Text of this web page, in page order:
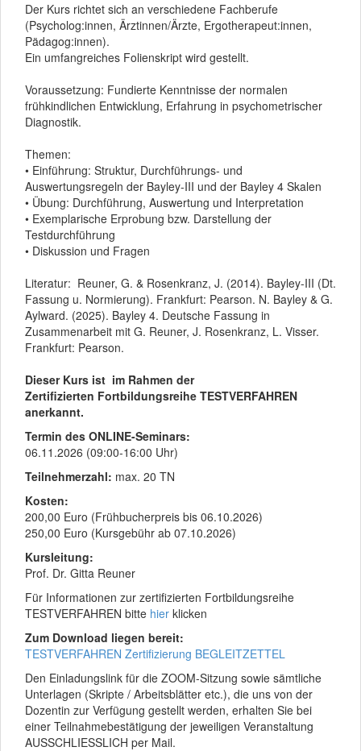
Der Kurs richtet sich an verschiedene Fachberufe
(Psycholog:innen, Ärztinnen/Ärzte, Ergotherapeut:innen,
Pädagog:innen).
Ein umfangreiches Folienskript wird gestellt.
Voraussetzung: Fundierte Kenntnisse der normalen
frühkindlichen Entwicklung, Erfahrung in psychometrischer
Diagnostik.
Themen:
• Einführung: Struktur, Durchführungs- und
Auswertungsregeln der Bayley-III und der Bayley 4 Skalen
• Übung: Durchführung, Auswertung und Interpretation
• Exemplarische Erprobung bzw. Darstellung der
Testdurchführung
• Diskussion und Fragen
Literatur: Reuner, G. & Rosenkranz, J. (2014). Bayley-III (Dt.
Fassung u. Normierung). Frankfurt: Pearson. N. Bayley & G.
Aylward. (2025). Bayley 4. Deutsche Fassung in
Zusammenarbeit mit G. Reuner, J. Rosenkranz, L. Visser.
Frankfurt: Pearson.
Dieser Kurs ist im Rahmen der
Zertifizierten Fortbildungsreihe TESTVERFAHREN
anerkannt.
Termin des ONLINE-Seminars:
06.11.2026 (09:00-16:00 Uhr)
Teilnehmerzahl: max. 20 TN
Kosten:
200,00 Euro (Frühbucherpreis bis 06.10.2026)
250,00 Euro (Kursgebühr ab 07.10.2026)
Kursleitung:
Prof. Dr. Gitta Reuner
Für Informationen zur zertifizierten Fortbildungsreihe
TESTVERFAHREN bitte hier klicken
Zum Download liegen bereit:
TESTVERFAHREN Zertifizierung BEGLEITZETTEL
Den Einladungslink für die ZOOM-Sitzung sowie sämtliche
Unterlagen (Skripte / Arbeitsblätter etc.), die uns von der
Dozentin zur Verfügung gestellt werden, erhalten Sie bei
einer Teilnahmebestätigung der jeweiligen Veranstaltung
AUSSCHLIESSLICH per Mail.